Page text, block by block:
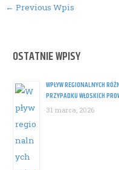
OSTATNIE WPISY
WPŁYW REGIONALNYCH
PRZYPADKU WŁOSKICH
31 marca, 2026
Post
← Previous Wpis